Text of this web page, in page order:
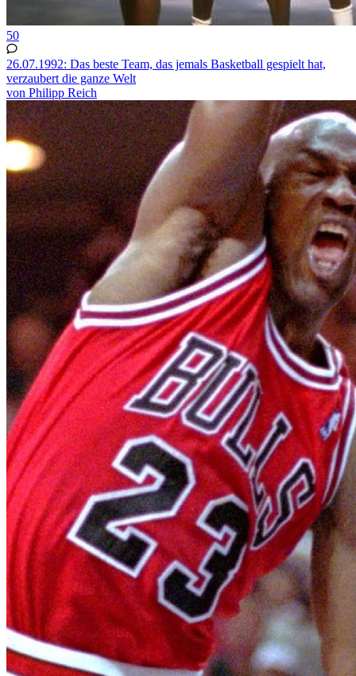
50
26.07.1992: Das beste Team, das jemals Basketball gespielt hat,
verzaubert die ganze Welt
von Philipp Reich